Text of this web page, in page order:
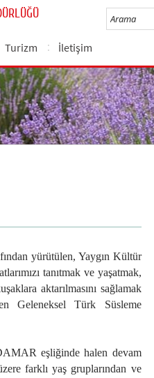
Turizm İletişim
yürütülen, Yaygın Kültür
tanıtmak ve yaşatmak,
aktarılmasını sağlamak
Geleneksel Türk Süsleme
eşliğinde halen devam
farklı yaş gruplarından ve